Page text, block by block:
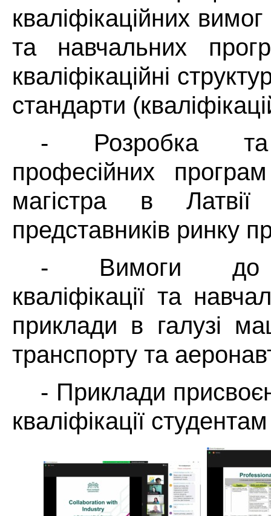
кваліфікаційних
та навчальних
кваліфікаційні
стандарти
- Розробка та
професійних
магістра в
представників ринку
- Вимоги до
кваліфікації та
приклади в галузі
транспорту та
- Приклади
кваліфікації